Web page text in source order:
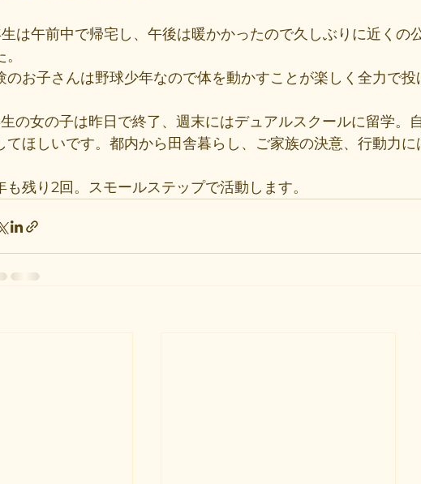
は午前中で帰宅し、午後は暖かかったので久しぶりに近くの
のお子さんは野球少年なので体を動かすことが楽しく全力で投
の女の子は昨日で終了、週末にはデュアルスクールに留学。
てほしいです。都内から田舎暮らし、ご家族の決意、行動力に
も残り2回。スモールステップで活動します。